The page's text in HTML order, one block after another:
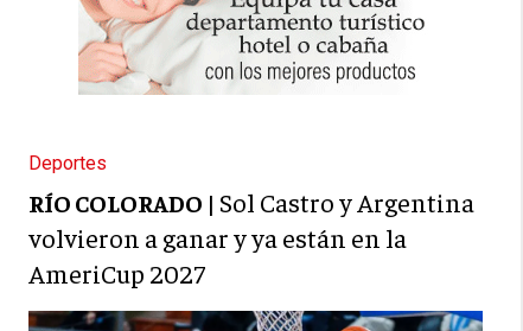
Deportes
RÍO COLORADO | Sol Castro y Argentina
volvieron a ganar y ya están en la
AmeriCup 2027